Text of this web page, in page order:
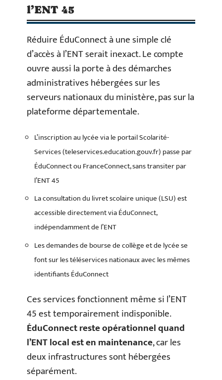
l’ENT 45
Réduire ÉduConnect à une simple clé
d’accès à l’ENT serait inexact. Le compte
ouvre aussi la porte à des démarches
administratives hébergées sur les
serveurs nationaux du ministère, pas sur la
plateforme départementale.
L’inscription au lycée via le portail Scolarité-
Services (teleservices.education.gouv.fr) passe par
ÉduConnect ou FranceConnect, sans transiter par
l’ENT 45
La consultation du livret scolaire unique (LSU) est
accessible directement via ÉduConnect,
indépendamment de l’ENT
Les demandes de bourse de collège et de lycée se
font sur les téléservices nationaux avec les mêmes
identifiants ÉduConnect
Ces services fonctionnent même si l’ENT
45 est temporairement indisponible.
ÉduConnect reste opérationnel quand
l’ENT local est en maintenance, car les
deux infrastructures sont hébergées
séparément.